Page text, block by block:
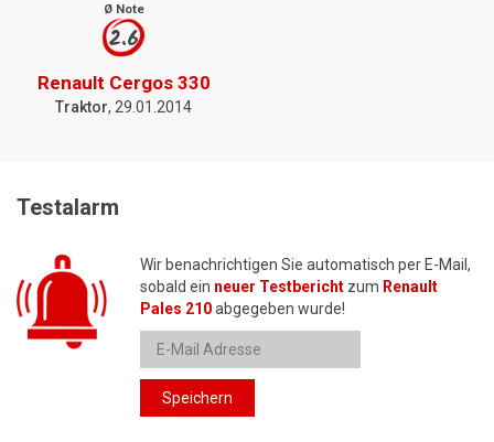
Ø Note
2.6
Renault Cergos 330
Traktor, 29.01.2014
Testalarm
Wir benachrichtigen Sie automatisch per E-Mail,
sobald ein neuer Testbericht zum Renault
Pales 210abgegeben wurde!
Speichern